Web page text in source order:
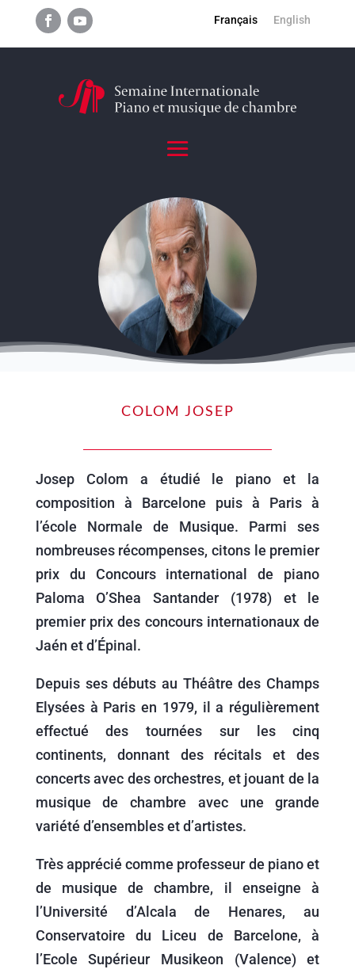
Français English
COLOM JOSEP
Josep Colom a étudié le piano et la
composition à Barcelone puis à Paris à
l’école Normale de Musique. Parmi ses
nombreuses récompenses, citons le premier
prix du Concours international de piano
Paloma O’Shea Santander (1978) et le
premier prix des concours internationaux de
Jaén et d’Épinal.
Depuis ses débuts au Théâtre des Champs
Elysées à Paris en 1979, il a régulièrement
effectué des tournées sur les cinq
continents, donnant des récitals et des
concerts avec des orchestres, et jouant de la
musique de chambre avec une grande
variété d’ensembles et d’artistes.
Très apprécié comme professeur de piano et
de musique de chambre, il enseigne à
l’Université d’Alcala de Henares, au
Conservatoire du Liceu de Barcelone, à
l’Ecole Supérieur Musikeon (Valence) et